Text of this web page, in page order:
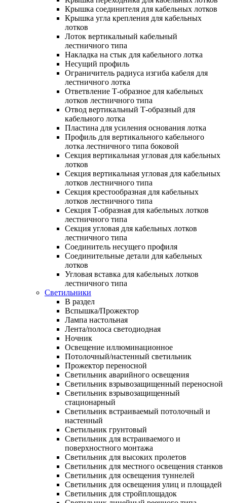
Крышка соединителя для кабельных лотков
Крышка угла крепления для кабельных
лотков
Лоток вертикальный кабельный
лестничного типа
Накладка на стык для кабельного лотка
Несущий профиль
Ограничитель радиуса изгиба кабеля для
лестничного лотка
Ответвление Т-образное для кабельных
лотков лестничного типа
Отвод вертикальный Т-образный для
кабельного лотка
Пластина для усиления основания лотка
Профиль для вертикального кабельного
лотка лестничного типа боковой
Секция вертикальная угловая для кабельных
лотков
Секция вертикальная угловая для кабельных
лотков лестничного типа
Секция крестообразная для кабельных
лотков лестничного типа
Секция Т-образная для кабельных лотков
лестничного типа
Секция угловая для кабельных лотков
лестничного типа
Соединитель несущего профиля
Соединительные детали для кабельных
лотков
Угловая вставка для кабельных лотков
лестничного типа
Светильники
В раздел
Вспышка/Прожектор
Лампа настольная
Лента/полоса светодиодная
Ночник
Освещение иллюминационное
Потолочный/настенный светильник
Прожектор переносной
Светильник аварийного освещения
Светильник взрывозащищенный переносной
Светильник взрывозащищенный
стационарный
Светильник встраиваемый потолочный и
настенный
Светильник грунтовый
Светильник для встраиваемого и
поверхностного монтажа
Светильник для высоких пролетов
Светильник для местного освещения станков
Светильник для освещения туннелей
Светильник для освещения улиц и площадей
Светильник для стройплощадок